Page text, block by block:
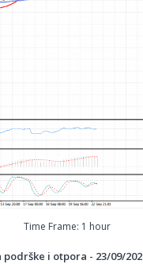
Time Frame: 1 hour
podrške i otpora - 23/09/